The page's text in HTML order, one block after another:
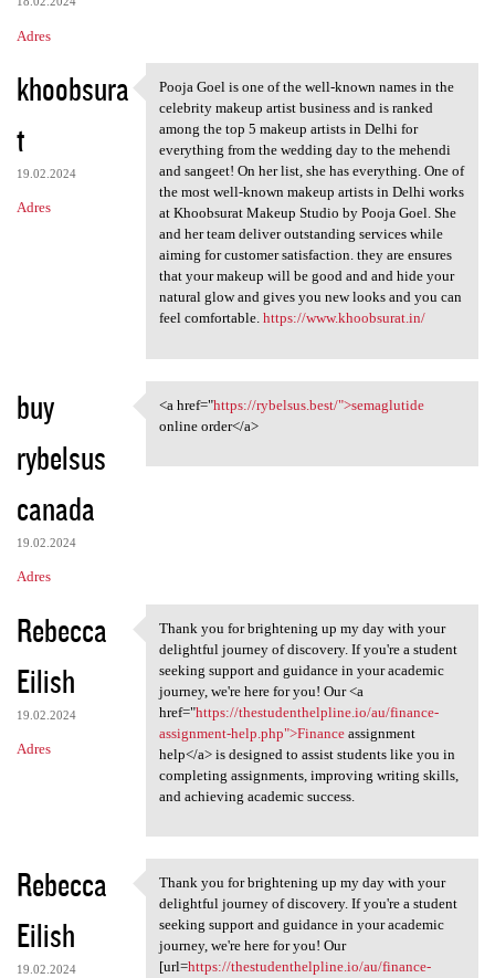
e
Adres
khoobsura
t
19.02.2024
Adres
Pooja Goel is one of the well
Pooja Goel is one of the well-known names in the
celebrity makeup artist business and is ranked
among the top 5 makeup artists in Delhi for
everything from the wedding day to the mehendi
and sangeet! On her list, she has everything. One of
the most well-known makeup artists in Delhi works
at Khoobsurat Makeup Studio by Pooja Goel. She
and her team deliver outstanding services while
aiming for customer satisfaction. they are ensures
that your makeup will be good and and hide your
natural glow and gives you new looks and you can
feel comfortable. https://www.khoobsurat.in/
buy
rybelsus
canada
19.02.2024
Adres
<a href="https://rybelsus
<a href="https://rybelsus.best/">semaglutide
online order</a>
Rebecca
Eilish
19.02.2024
Adres
Thank you for brightening up
Thank you for brightening up my day with your
delightful journey of discovery. If you're a student
seeking support and guidance in your academic
journey, we're here for you! Our <a
href="https://thestudenthelpline.io/au/finance-
assignment-help.php">Financeassignment
help</a> is designed to assist students like you in
completing assignments, improving writing skills,
and achieving academic success.
Rebecca
Eilish
19.02.2024
Thank you for brightening up
Thank you for brightening up my day with your
delightful journey of discovery. If you're a student
seeking support and guidance in your academic
journey, we're here for you! Our
[url=https://thestudenthelpline.io/au/finance-